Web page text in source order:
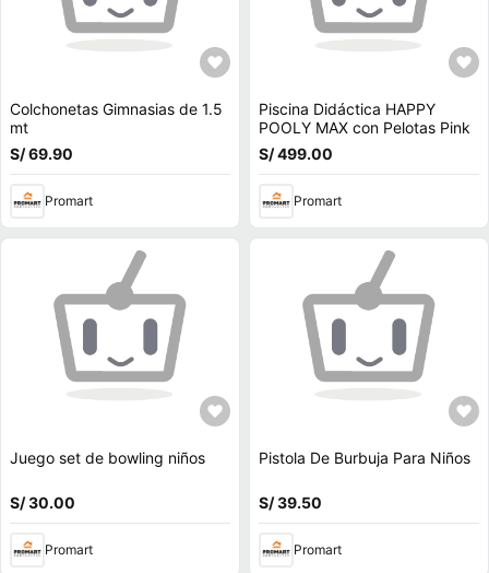
Colchonetas Gimnasias de 1.5
mt
S/ 69.90
Promart
Piscina Didáctica HAPPY
POOLY MAX con Pelotas Pink
S/ 499.00
Promart
Juego set de bowling niños
S/ 30.00
Promart
Pistola De Burbuja Para Niños
S/ 39.50
Promart